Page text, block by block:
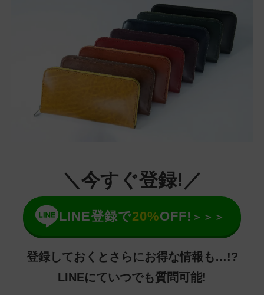
＼今すぐ登録!／
LINE登録で20%OFF! ＞＞＞
登録しておくとさらにお得な情報も…!?
LINEにていつでも質問可能!